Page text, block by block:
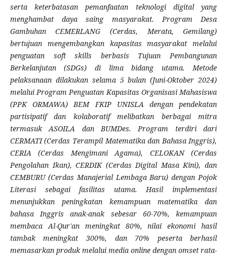
serta keterbatasan pemanfaatan teknologi digital yang
menghambat daya saing masyarakat.Program Desa
Gambuhan CEMERLANG (Cerdas, Merata, Gemilang)
bertujuan mengembangkan kapasitas masyarakat melalui
penguatan soft skills berbasis Tujuan Pembangunan
Berkelanjutan (SDGs) di lima bidang utama. Metode
pelaksanaan dilakukan selama 5 bulan (Juni-Oktober 2024)
melalui Program Penguatan Kapasitas Organisasi Mahasiswa
(PPK ORMAWA) BEM FKIP UNISLA dengan pendekatan
partisipatif dan kolaboratif melibatkan berbagai mitra
termasuk ASOILA dan BUMDes. Program terdiri dari
CERMATI (Cerdas Terampil Matematika dan Bahasa Inggris),
CERIA (Cerdas Mengimani Agama), CELOKAN (Cerdas
Pengolahan Ikan), CERDIK (Cerdas Digital Masa Kini), dan
CEMBURU (Cerdas Manajerial Lembaga Baru) dengan Pojok
Literasi sebagai fasilitas utama. Hasil implementasi
menunjukkan peningkatan kemampuan matematika dan
bahasa Inggris anak-anak sebesar 60-70%, kemampuan
membaca Al-Qur'an meningkat 80%, nilai ekonomi hasil
tambak meningkat 300%, dan 70% peserta berhasil
memasarkan produk melalui media online dengan omset rata-